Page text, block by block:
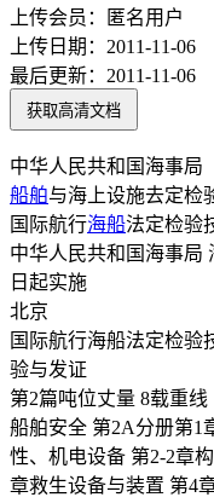
上传会员：
匿名用户
上传日期： 2011-11-06
最后更新： 2011-11-06
获取高清文档
中华人民共和国海事局
船舶与海上设施去定检
国际航行海船法定检验
中华人民共和国海事局
日起实施
北京
国际航行海船法定检验
验与发证
第2篇吨位丈量 8载重线
船舶安全 第2A分册第1
性、机电设备 第2-2章
章救生设备与装置 第4